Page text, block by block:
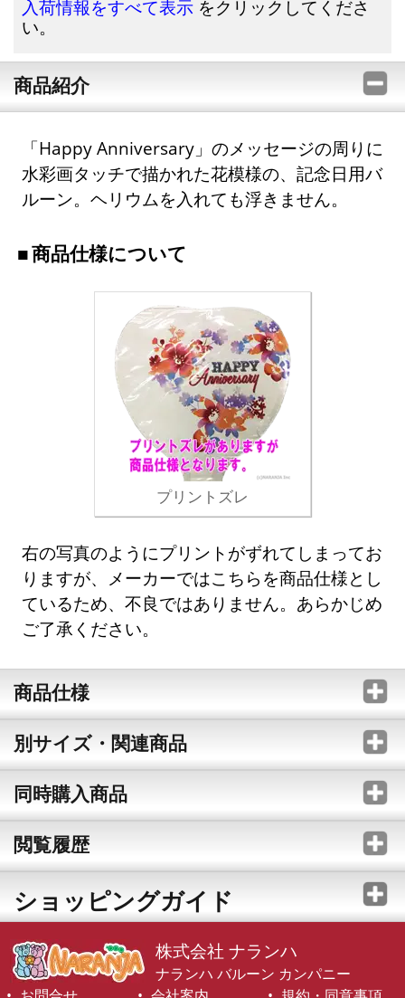
入荷情報をすべて表示 をクリックしてくださ
い。
商品紹介
「Happy Anniversary」のメッセージの周りに
水彩画タッチで描かれた花模様の、記念日用バ
ルーン。ヘリウムを入れても浮きません。
商品仕様について
プリントズレ
右の写真のようにプリントがずれてしまってお
りますが、メーカーではこちらを商品仕様とし
ているため、不良ではありません。あらかじめ
ご了承ください。
商品仕様
別サイズ・関連商品
同時購入商品
閲覧履歴
ショッピングガイド
株式会社 ナランハ
ナランハ バルーン カンパニー